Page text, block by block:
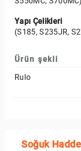
Yapı Çelikleri
(S185, S235JR,
Ürün şekli
Rulo
Soğuk